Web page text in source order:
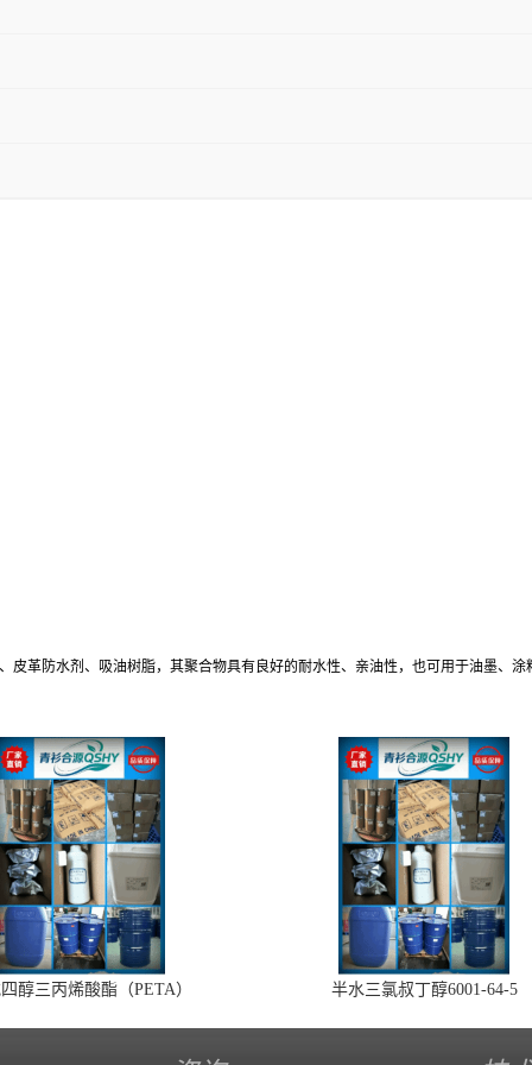
革防水剂、吸油树脂，其聚合物具有良好的耐水性、亲油性，也可用于油墨、涂
醇三丙烯酸酯（PETA） 半水三氯叔丁醇6001-64-5